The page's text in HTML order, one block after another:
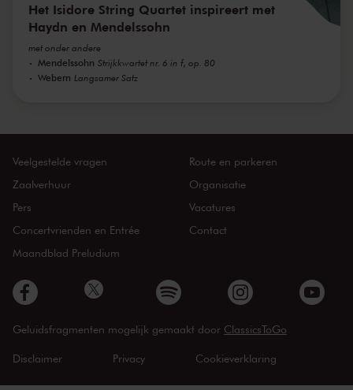
Het Isidore String Quartet inspireert met
Haydn en Mendelssohn
met onder andere
Mendelssohn Strijkkwartet nr. 6 in f, op. 80
Webern Langsamer Satz
Veelgestelde vragen
Zaalverhuur
Pers
Concertvrienden en Entrée
Maandblad Preludium
Route en parkeren
Organisatie
Vacatures
Contact
Geluidsfragmenten mogelijk gemaakt door ClassicsToGo
Disclaimer Privacy Cookieverklaring